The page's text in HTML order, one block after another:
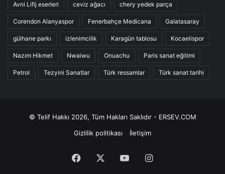
Avni Lifij eserleri ceviz ağacı chery yedek parça
Corendon Alanyaspor Fenerbahçe Medicana Galatasaray
gülhane parkı izlenimcilik Karagün tablosu Kocaelispor
Nazım Hikmet Nwaiwu Onuachu Paris sanat eğitimi
Petrol Tezyini Sanatlar Türk ressamlar Türk sanat tarihi
© Telif Hakkı 2026, Tüm Hakları Saklıdır - ERSEV.COM
Gizlilik politikası
İletişim
Facebook YouTubeInstagram